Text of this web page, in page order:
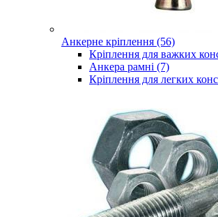
Анкерне кріплення (56)
Кріплення для важких
Анкера рамні (7)
Кріплення для легких